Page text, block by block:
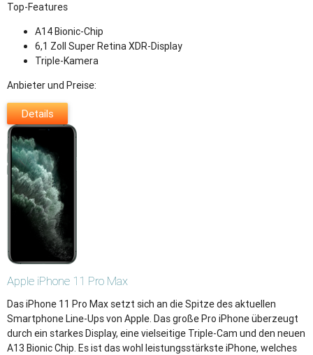
Top-Features
A14 Bionic-Chip
6,1 Zoll Super Retina XDR-Display
Triple-Kamera
Anbieter und Preise:
Details
Apple iPhone 11 Pro Max
Das iPhone 11 Pro Max setzt sich an die Spitze des aktuellen
Smartphone Line-Ups von Apple. Das große Pro iPhone überzeugt
durch ein starkes Display, eine vielseitige Triple-Cam und den neuen
A13 Bionic Chip. Es ist das wohl leistungsstärkste iPhone, welches